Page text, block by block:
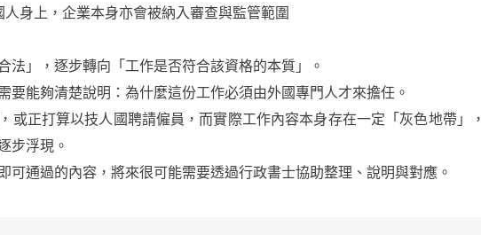
身上，企業本身亦會被納入審查與監管範圍
法」，逐步轉向「工作是否符合該資格的本質」。
要能夠清楚說明：為什麼這份工作必須由外國專門人才來擔任。
或正打算以技人國聘請僱員，而實際工作內容本身存在一定「灰色地帶」，
步浮現。
可通過的內容，將來很可能需要透過行政書士協助整理、說明與對應。